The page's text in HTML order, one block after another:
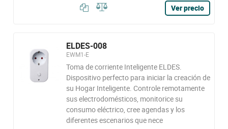
Ver precio
ELDES-008
EWM1-E
Toma de corriente Inteligente ELDES.
Dispositivo perfecto para iniciar la creación de
su Hogar Inteligente. Controle remotamente
sus electrodomésticos, monitorice su
consumo eléctrico, cree agendas y los
diferentes escenarios que nece